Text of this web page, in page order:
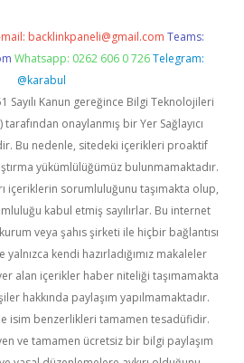
mail: backlinkpaneli@gmail.com Teams:
Whatsapp: 0262 606 0 726 Telegram:
@karabul
Sayılı Kanun gereğince Bilgi Teknolojileri
onaylanmış bir Yer Sağlayıcı
Bu nedenle, sitedeki içerikleri proaktif
yükümlülüğümüz bulunmamaktadır.
içeriklerin sorumluluğunu taşımakta olup,
kabul etmiş sayılırlar. Bu internet
veya şahıs şirketi ile hiçbir bağlantısı
kendi hazırladığımız makaleler
alan içerikler haber niteliği taşımamakta
hakkında paylaşım yapılmamaktadır.
isim benzerlikleri tamamen tesadüfidir.
ve tamamen ücretsiz bir bilgi paylaşım